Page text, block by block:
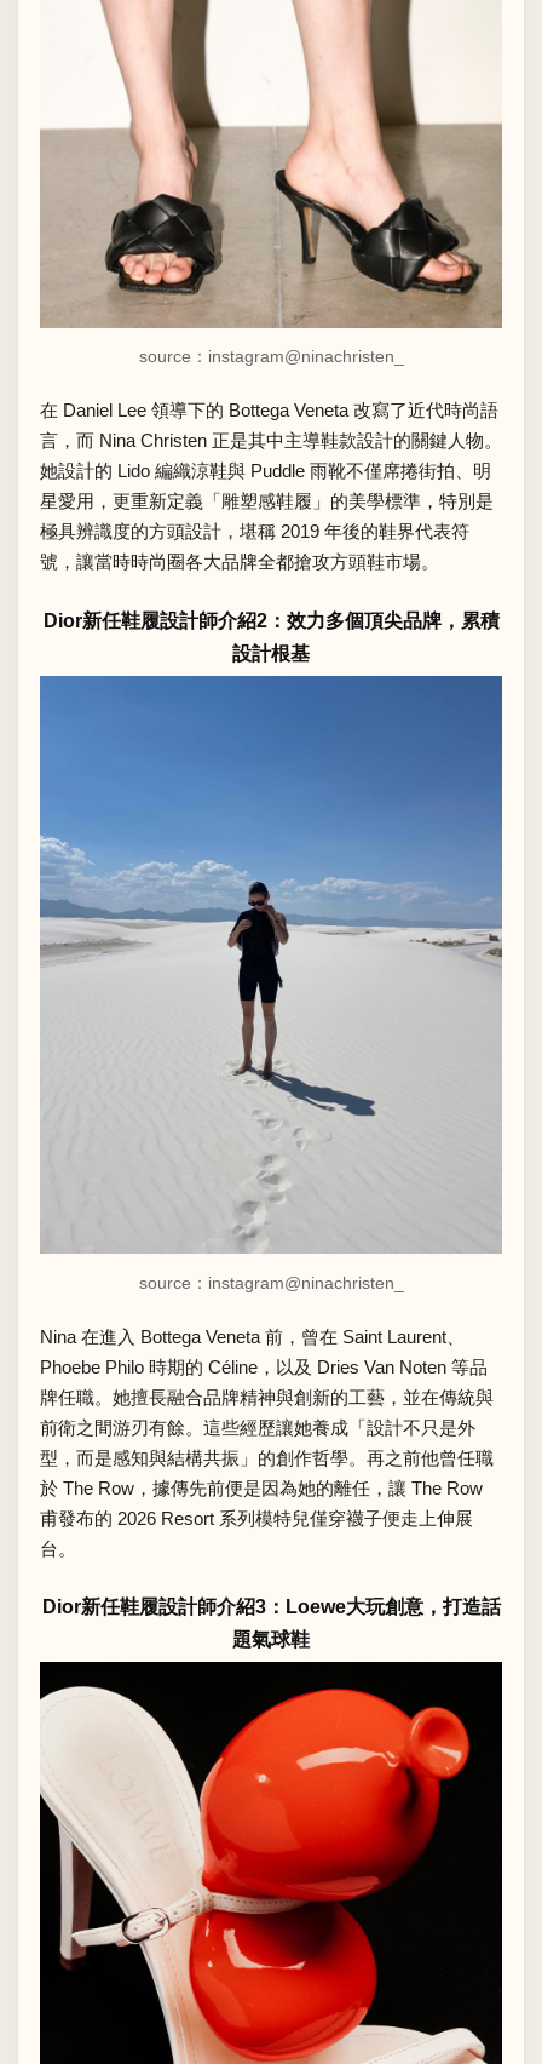
source：instagram@ninachristen_
在 Daniel Lee 領導下的 Bottega Veneta 改寫了近代時尚語
言，而 Nina Christen 正是其中主導鞋款設計的關鍵人物。
她設計的 Lido 編織涼鞋與 Puddle 雨靴不僅席捲街拍、明
星愛用，更重新定義「雕塑感鞋履」的美學標準，特別是
極具辨識度的方頭設計，堪稱 2019 年後的鞋界代表符
號，讓當時時尚圈各大品牌全都搶攻方頭鞋市場。
Dior新任鞋履設計師介紹2：效力多個頂尖品牌，累積
設計根基
source：instagram@ninachristen_
Nina 在進入 Bottega Veneta 前，曾在 Saint Laurent、
Phoebe Philo 時期的 Céline，以及 Dries Van Noten 等品
牌任職。她擅長融合品牌精神與創新的工藝，並在傳統與
前衛之間游刃有餘。這些經歷讓她養成「設計不只是外
型，而是感知與結構共振」的創作哲學。再之前他曾任職
於 The Row，據傳先前便是因為她的離任，讓 The Row
甫發布的 2026 Resort 系列模特兒僅穿襪子便走上伸展
台。
Dior新任鞋履設計師介紹3：Loewe大玩創意，打造話
題氣球鞋